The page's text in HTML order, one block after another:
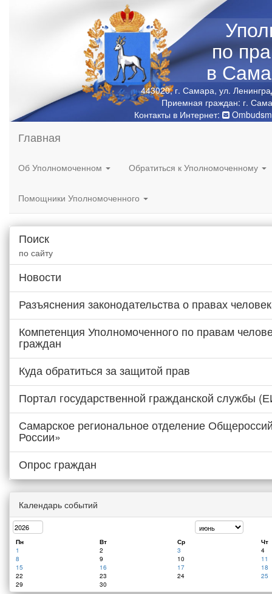
по
в
443020, г. Самара, ул.
Приемная граждан: г.
Контакты в Интернет:
Главная
Об Уполномоченном Обратиться к Уполномоченному
Помощники Уполномоченного
Поиск
по сайту
Новости
Разъяснения законодательства о правах
Компетенция Уполномоченного по правам
граждан
Куда обратиться за защитой прав
Портал государственной гражданской службы
Самарское региональное отделение
России»
Опрос граждан
Календарь событий
Пн Вт Ср
Чт
1
2 3
4
8
9 10
11
15
16 17
18
22
23 24
25
29
30